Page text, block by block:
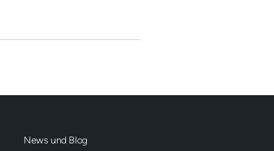
News und Blog